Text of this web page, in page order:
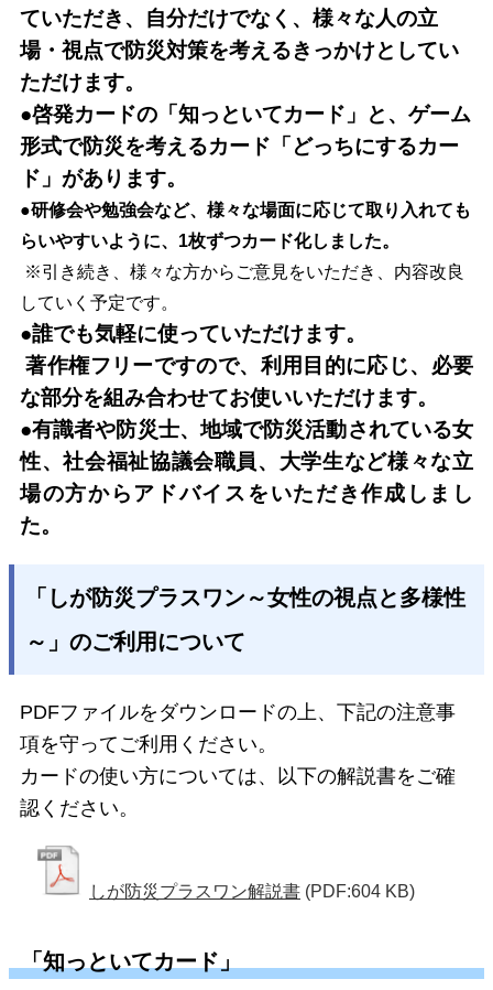
ていただき、自分だけでなく、様々な人の立
場・視点で防災対策を考えるきっかけとしてい
ただけます。
●啓発カードの「知っといてカード」と、 ゲーム
形式で防災を考えるカード「どっちにするカー
ド」があります。
●研修会や勉強会など、様々な場面に応じて取り入れても
らいやすいように、1枚ずつカード化しました。
※引き続き、様々な方からご意見をいただき、内容改良
していく予定です。
●誰でも気軽に使っていただけます。
著作権フリーですので、利用目的に応じ、必要
な部分を組み合わせてお使いいただけます。
●有識者や防災士、地域で防災活動されている女
性、社会福祉協議会職員、大学生など様々な立
場の方からアドバイスをいただき作成しまし
た。
「しが防災プラスワン～女性の視点と多様性
～」のご利用について
PDFファイルをダウンロードの上、下記の注意事
項を守ってご利用ください。
カードの使い方については、以下の解説書をご確
認ください。
しが防災プラスワン解説書 (PDF:604 KB)
「知っといてカード」